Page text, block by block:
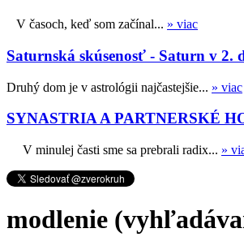
V časoch, keď som začínal... » viac
Saturnská skúsenosť - Saturn v 2.
Druhý dom je v astrológii najčastejšie... » viac
SYNASTRIA A PARTNERSKÉ
V minulej časti sme sa prebrali radix... »
modlenie